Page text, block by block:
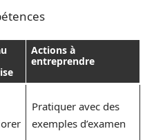
Actions à
entreprendre
Pratiquer avec des
exemples d’examen